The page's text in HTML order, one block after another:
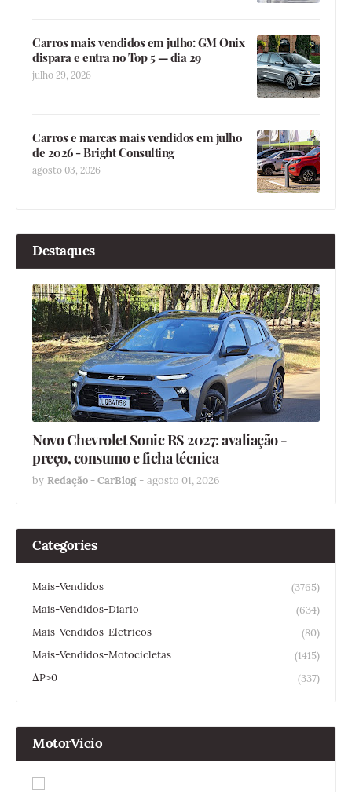
Carros mais vendidos em julho: GM Onix
dispara e entra no Top 5 — dia 29
julho 29, 2026
Carros e marcas mais vendidos em julho
de 2026 - Bright Consulting
agosto 03, 2026
Destaques
Novo Chevrolet Sonic RS 2027: avaliação -
preço, consumo e ficha técnica
by Redação - CarBlog - agosto 01, 2026
Categories
Mais-Vendidos
(3765)
Mais-Vendidos-Diario
(634)
Mais-Vendidos-Eletricos
(80)
Mais-Vendidos-Motocicletas
(1415)
ΔP>0
(337)
MotorVicio